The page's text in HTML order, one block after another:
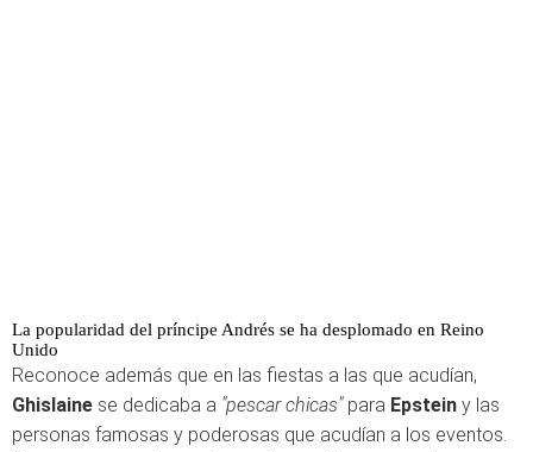
La popularidad del príncipe Andrés se ha desplomado en Reino
Unido
Reconoce además que en las fiestas a las que acudían,
Ghislaine se dedicaba a "pescar chicas" para Epstein y las
personas famosas y poderosas que acudían a los eventos.